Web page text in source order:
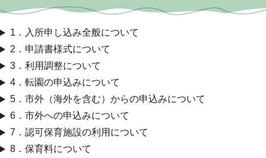
1．入所申し込み全般について
2．申請書様式について
3．利用調整について
4．転園の申込みについて
5．市外（海外を含む）からの申込みについて
6．市外への申込みについて
7．認可保育施設の利用について
8．保育料について